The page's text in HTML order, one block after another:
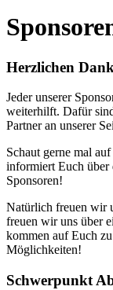
Herzlichen
Jeder unserer
weiterhilft. Dafür
Partner an unserer
Schaut gerne mal
informiert Euch über
Sponsoren!
Natürlich freuen wir
freuen wir uns über
kommen auf Euch
Möglichkeiten!
Schwerpunkt